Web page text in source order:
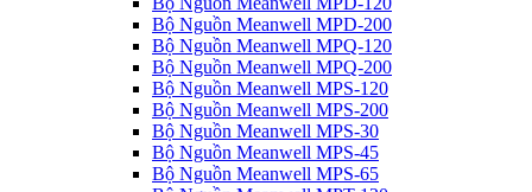
Bộ Nguồn Meanwell MPD-200
Bộ Nguồn Meanwell MPQ-120
Bộ Nguồn Meanwell MPQ-200
Bộ Nguồn Meanwell MPS-120
Bộ Nguồn Meanwell MPS-200
Bộ Nguồn Meanwell MPS-30
Bộ Nguồn Meanwell MPS-45
Bộ Nguồn Meanwell MPS-65